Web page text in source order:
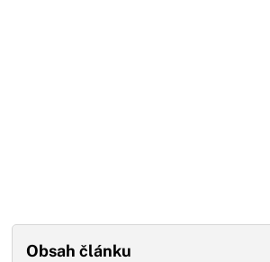
Obsah článku